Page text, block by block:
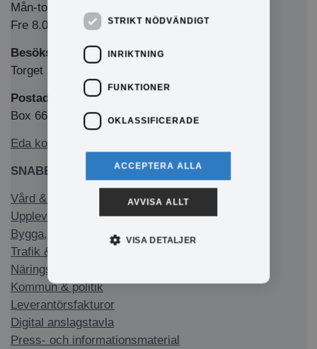
Mån-tors 8.00-12.00 & 13.00-16.00
Fre 8.00-12.00 & 13.00-15.00
Besöksadress
Torget 1, 673 32 Charlottenberg
Postadress
Box 66, 673 22 Charlottenberg
Eda kommun på Facebook
SNABBLÄNKAR
Vård & stöd
Uppleva & göra
Bygga, bo & miljö
Trafik & infrastruktur
Näringsliv & arbete
Kommun & politik
Leverantörsfakturor
Digital anslagstavla
Press- och informationsmaterial
STRIKT NÖDVÄNDIGT
INRIKTNING
FUNKTIONER
OKLASSIFICERADE
ACCEPTERA ALLA
AVVISA ALLT
VISA DETALJER